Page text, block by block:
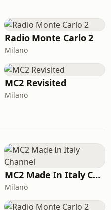
Radio Monte Carlo 2
Milano
MC2 Revisited
Milano
MC2 Made In Italy Channel
Milano